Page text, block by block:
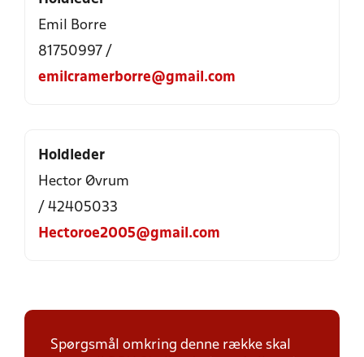
Emil Borre
81750997 /
emilcramerborre@gmail.com
Holdleder
Hector Øvrum
/ 42405033
Hectoroe2005@gmail.com
Spørgsmål omkring denne række skal